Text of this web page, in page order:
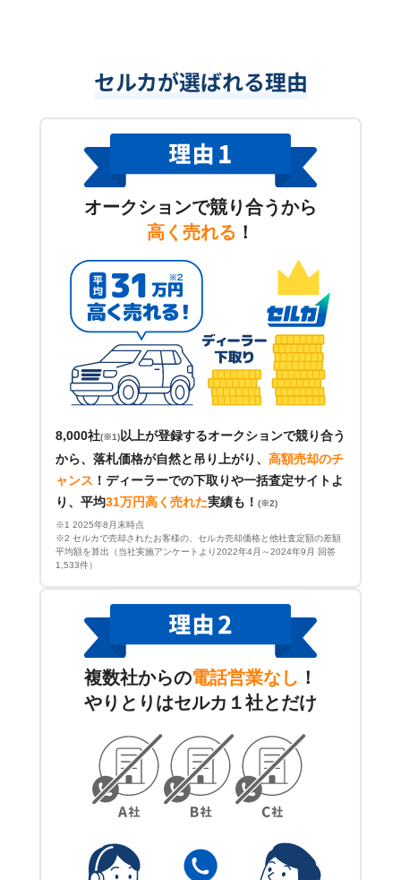
セルカが選ばれる理由
オークションで競り合うから
高く売れる ！
8,000社(※1) 以上が登録するオークションで競り合う
から、落札価格が自然と吊り上がり、 高額売却のチ
ャンス ！ ディーラーでの下取りや一括査定サイトよ
り、平均31万円高く売れた実績も！ (※2)
※1 2025年8月末時点
※2 セルカで売却されたお客様の、セルカ売却価格と他社査定額の差額
平均額を算出（当社実施アンケートより2022年4月～2024年9月 回答
1,533件）
複数社からの電話営業なし ！
やりとりはセルカ１社とだけ